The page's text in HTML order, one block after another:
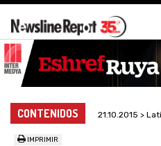
CONTENIDOS 21.10.2015 >
IMPRIMIR